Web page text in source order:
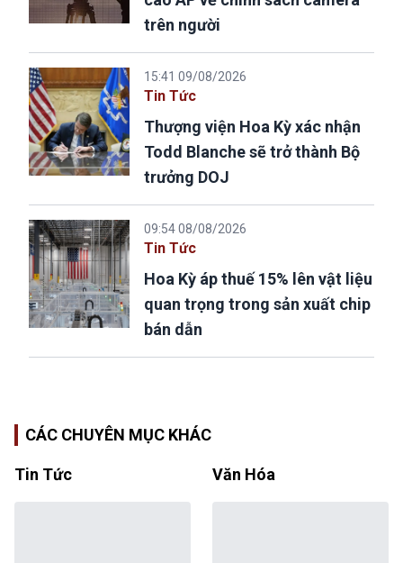
trên người
15:41 09/08/2026
Tin Tức
Thượng viện Hoa Kỳ xác nhận
Todd Blanche sẽ trở thành Bộ
trưởng DOJ
09:54 08/08/2026
Tin Tức
Hoa Kỳ áp thuế 15% lên vật liệu
quan trọng trong sản xuất chip
bán dẫn
CÁC CHUYÊN MỤC KHÁC
Tin Tức Văn Hóa